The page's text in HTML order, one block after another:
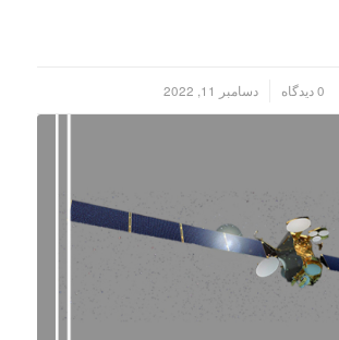
0 دیدگاه دسامبر 11, 2022